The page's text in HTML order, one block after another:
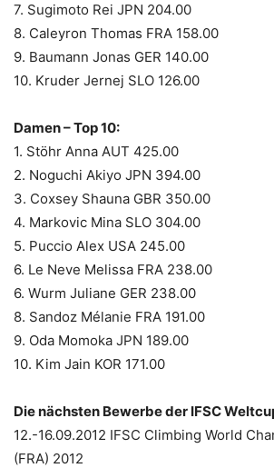
7. Sugimoto Rei JPN 204.00
8. Caleyron Thomas FRA 158.00
9. Baumann Jonas GER 140.00
10. Kruder Jernej SLO 126.00
Damen – Top 10:
1. Stöhr Anna AUT 425.00
2. Noguchi Akiyo JPN 394.00
3. Coxsey Shauna GBR 350.00
4. Markovic Mina SLO 304.00
5. Puccio Alex USA 245.00
6. Le Neve Melissa FRA 238.00
6. Wurm Juliane GER 238.00
8. Sandoz Mélanie FRA 191.00
9. Oda Momoka JPN 189.00
10. Kim Jain KOR 171.00
Die nächsten Bewerbe der IFSC
12.-16.09.2012 IFSC Climbing World
(FRA) 2012